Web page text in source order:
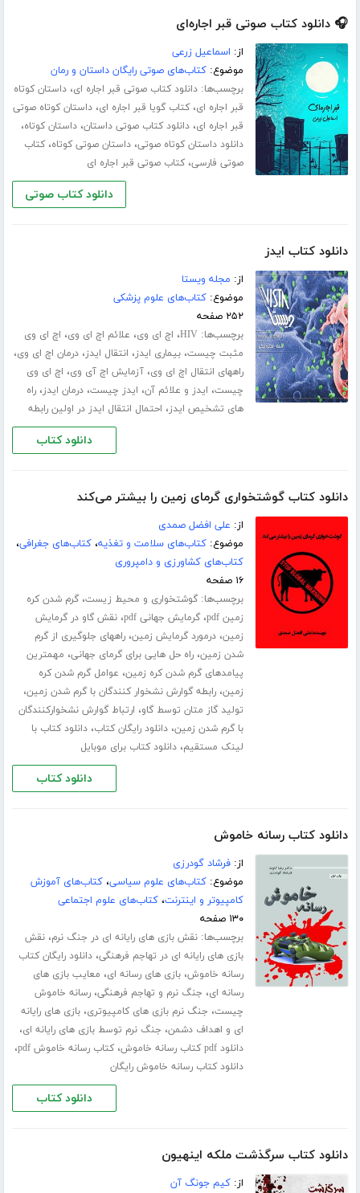
🎧 دانلود کتاب صوتی قبر اجاره‌ای
از: اسماعیل زرعی
موضوع:کتاب‌های صوتی رایگان داستان و رمان
برچسب‌ها:دانلود کتاب صوتی قبر اجاره ای،داستان کوتاه
قبر اجاره ای،کتاب گویا قبر اجاره ای،داستان کوتاه صوتی
قبر اجاره ای،دانلود کتاب صوتی داستان،داستان کوتاه،
دانلود داستان کوتاه صوتی،داستان صوتی کوتاه،کتاب
صوتی فارسی،کتاب صوتی قبر اجاره ای
دانلود کتاب صوتی
دانلود کتاب ایدز
از: مجله ویستا
موضوع:کتاب‌های علوم پزشکی
۲۵۲ صفحه
برچسب‌ها:HIV، اچ ای وی، علائم اچ ای وی، اچ ای وی
مثبت چیست،بیماری ایدز، انتقال ایدز،درمان اچ ای وی،
راههای انتقال اچ ای وی،آزمایش اچ آی وی، اچ ای وی
چیست، ایدز و علائم آن، ایدز چیست،درمان ایدز،راه
های تشخیص ایدز، احتمال انتقال ایدز در اولین رابطه
دانلود کتاب
دانلود کتاب گوشتخواری گرمای زمین را بیشتر می‌کند
از: علی افضل صمدی
موضوع:کتاب‌های سلامت و تغذیه،کتاب‌های جغرافی،
کتاب‌های کشاورزی و دامپروری
۱۶ صفحه
برچسب‌ها:گوشتخواری و محیط زیست،گرم شدن کره
زمین pdf
،گرمایش جهانی pdf ،نقش گاو در گرمایش
زمین،درمورد گرمایش زمین،راههای جلوگیری از گرم
شدن زمین،راه حل هایی برای گرمای جهانی، مهمترین
پیامدهای گرم شدن کره زمین، عوامل گرم شدن کره
زمین،رابطه گوارش نشخوار کنندگان با گرم شدن زمین،
تولید گاز متان توسط گاو، ارتباط گوارش نشخوارکنندگان
با گرم شدن زمین،دانلود رایگان کتاب،دانلود کتاب با
لینک مستقیم،دانلود کتاب برای موبایل
دانلود کتاب
دانلود کتاب رسانه خاموش
از:فرشاد گودرزی
موضوع:کتاب‌های علوم سیاسی،کتاب‌های آموزش
کامپیوتر و اینترنت،کتاب‌های علوم اجتماعی
۱۳۰ صفحه
برچسب‌ها:نقش بازی های رایانه ای در جنگ نرم،نقش
بازی های رایانه ای در تهاجم فرهنگی،دانلود رایگان کتاب
رسانه خاموش،بازی های رسانه ای، معایب بازی های
رسانه ای، جنگ نرم و تهاجم فرهنگی،رسانه خاموش
چیست، جنگ نرم بازی های کامپیوتری،بازی های رایانه
ای و اهداف دشمن، جنگ نرم توسط بازی های رایانه ای،
دانلود pdf کتاب رسانه خاموش ،کتاب رسانه خاموش pdf ،
دانلود کتاب رسانه خاموش رایگان
دانلود کتاب
دانلود کتاب سرگذشت ملکه اینهیون
از:کیم جونگ آن